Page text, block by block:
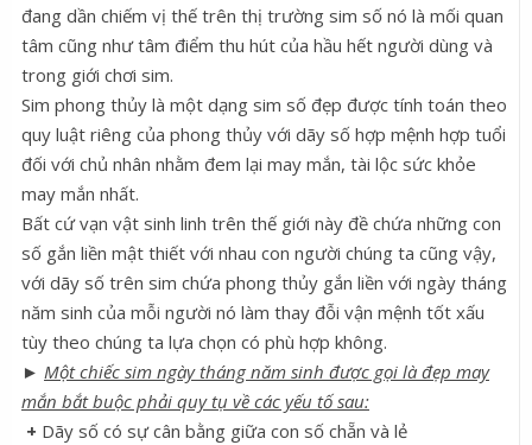
đang dần chiếm vị thế trên thị trường sim số nó là mối quan
tâm cũng như tâm điểm thu hút của hầu hết người dùng và
trong giới chơi sim.
Sim phong thủy là một dạng sim số đẹp được tính toán theo
quy luật riêng của phong thủy với dãy số hợp mệnh hợp tuổi
đối với chủ nhân nhằm đem lại may mắn, tài lộc sức khỏe
may mắn nhất.
Bất cứ vạn vật sinh linh trên thế giới này đề chứa những con
số gắn liền mật thiết với nhau con người chúng ta cũng vậy,
với dãy số trên sim chứa phong thủy gắn liền với ngày tháng
năm sinh của mỗi người nó làm thay đỗi vận mệnh tốt xấu
tùy theo chúng ta lựa chọn có phù hợp không.
► Một chiếc sim ngày tháng năm sinh được gọi là đẹp may
mắn bắt buộc phải quy tụ về các yếu tố sau:
+ Dãy số có sự cân bằng giữa con số chẵn và lẻ